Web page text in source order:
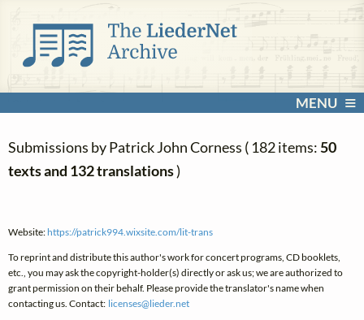
MENU
Submissions by Patrick John Corness ( 182 items:50
texts and 132 translations)
Website:https://patrick994.wixsite.com/lit-trans
To reprint and distribute this author's work for concert programs, CD booklets,
etc., you may ask the copyright-holder(s) directly or ask us; we are authorized to
grant permission on their behalf. Please provide the translator's name when
contacting us. Contact: licenses@lieder.net